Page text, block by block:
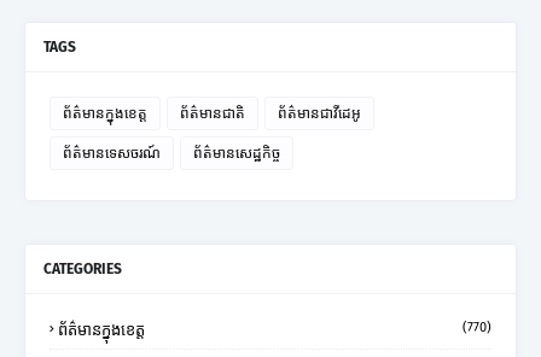
TAGS
ព័ត៌មានក្នុងខេត្ត ព័ត៌មានជាតិ ព័ត៌មានជាវីដេអូ
ព័ត៌មានទេសចរណ៍ ព័ត៌មានសេដ្ឋកិច្ច
CATEGORIES
ព័ត៌មានក្នុងខេត្ត (770)